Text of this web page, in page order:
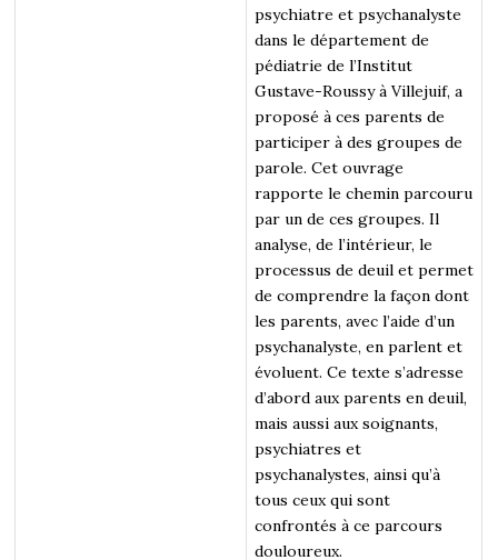
psychiatre et psychanalyste
dans le département de
pédiatrie de l’Institut
Gustave-Roussy à Villejuif, a
proposé à ces parents de
participer à des groupes de
parole. Cet ouvrage
rapporte le chemin parcouru
par un de ces groupes. Il
analyse, de l’intérieur, le
processus de deuil et permet
de comprendre la façon dont
les parents, avec l’aide d’un
psychanalyste, en parlent et
évoluent. Ce texte s’adresse
d’abord aux parents en deuil,
mais aussi aux soignants,
psychiatres et
psychanalystes, ainsi qu’à
tous ceux qui sont
confrontés à ce parcours
douloureux.